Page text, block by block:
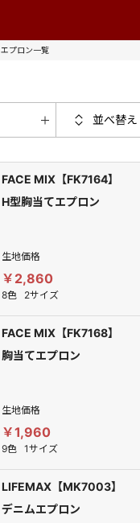
エプロン一覧
並べ替え
FACE MIX【FK7164】
H型胸当てエプロン
生地価格
￥2,860
8色 2サイズ
FACE MIX【FK7168】
胸当てエプロン
生地価格
￥1,960
9色 1サイズ
LIFEMAX【MK7003】
デニムエプロン